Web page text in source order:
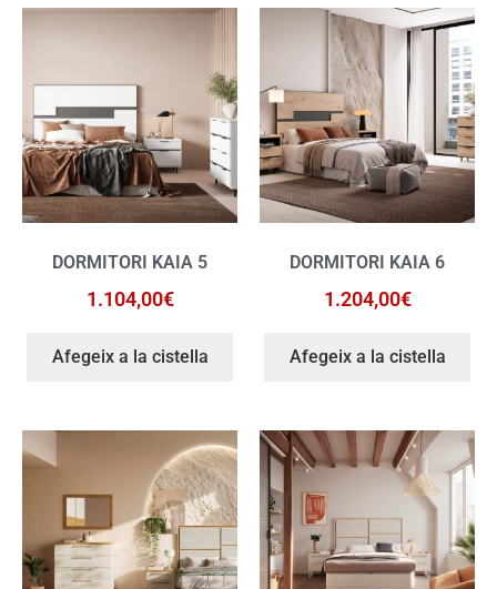
DORMITORI KAIA 5
1.104,00€
Afegeix a la cistella
DORMITORI KAIA 6
1.204,00€
Afegeix a la cistella